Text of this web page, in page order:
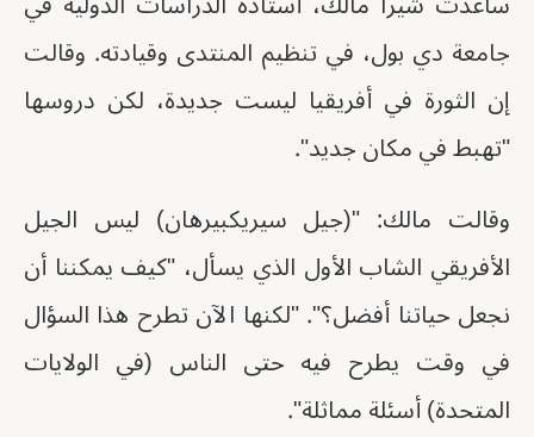
جامعة دي بول، في تنظيم المنتدى وقيادته. وقالت
إن الثورة في أفريقيا ليست جديدة، لكن دروسها
"تهبط في مكان جديد".
وقالت مالك: "(جيل سيريكبيرهان) ليس الجيل
الأفريقي الشاب الأول الذي يسأل، "كيف يمكننا أن
نجعل حياتنا أفضل؟". "لكنها الآن تطرح هذا السؤال
في وقت يطرح فيه حتى الناس (في الولايات
المتحدة) أسئلة مماثلة".